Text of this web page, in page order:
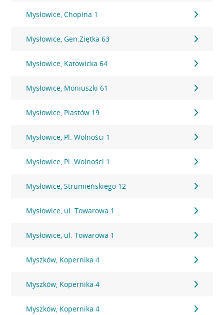
Mysłowice, Chopina 1
Mysłowice, Gen.Ziętka 63
Mysłowice, Katowicka 64
Mysłowice, Moniuszki 61
Mysłowice, Piastów 19
Mysłowice, Pl. Wolności 1
Mysłowice, Pl. Wolności 1
Mysłowice, Strumieńskiego 12
Mysłowice, ul. Towarowa 1
Mysłowice, ul. Towarowa 1
Myszków, Kopernika 4
Myszków, Kopernika 4
Myszków, Kopernika 4